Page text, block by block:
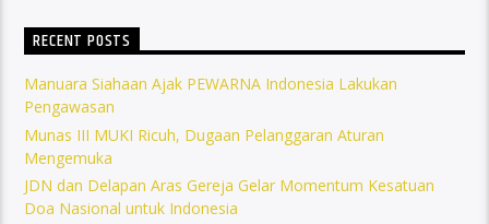
RECENT POSTS
Manuara Siahaan Ajak PEWARNA Indonesia Lakukan
Pengawasan
Munas III MUKI Ricuh, Dugaan Pelanggaran Aturan
Mengemuka
JDN dan Delapan Aras Gereja Gelar Momentum Kesatuan
Doa Nasional untuk Indonesia